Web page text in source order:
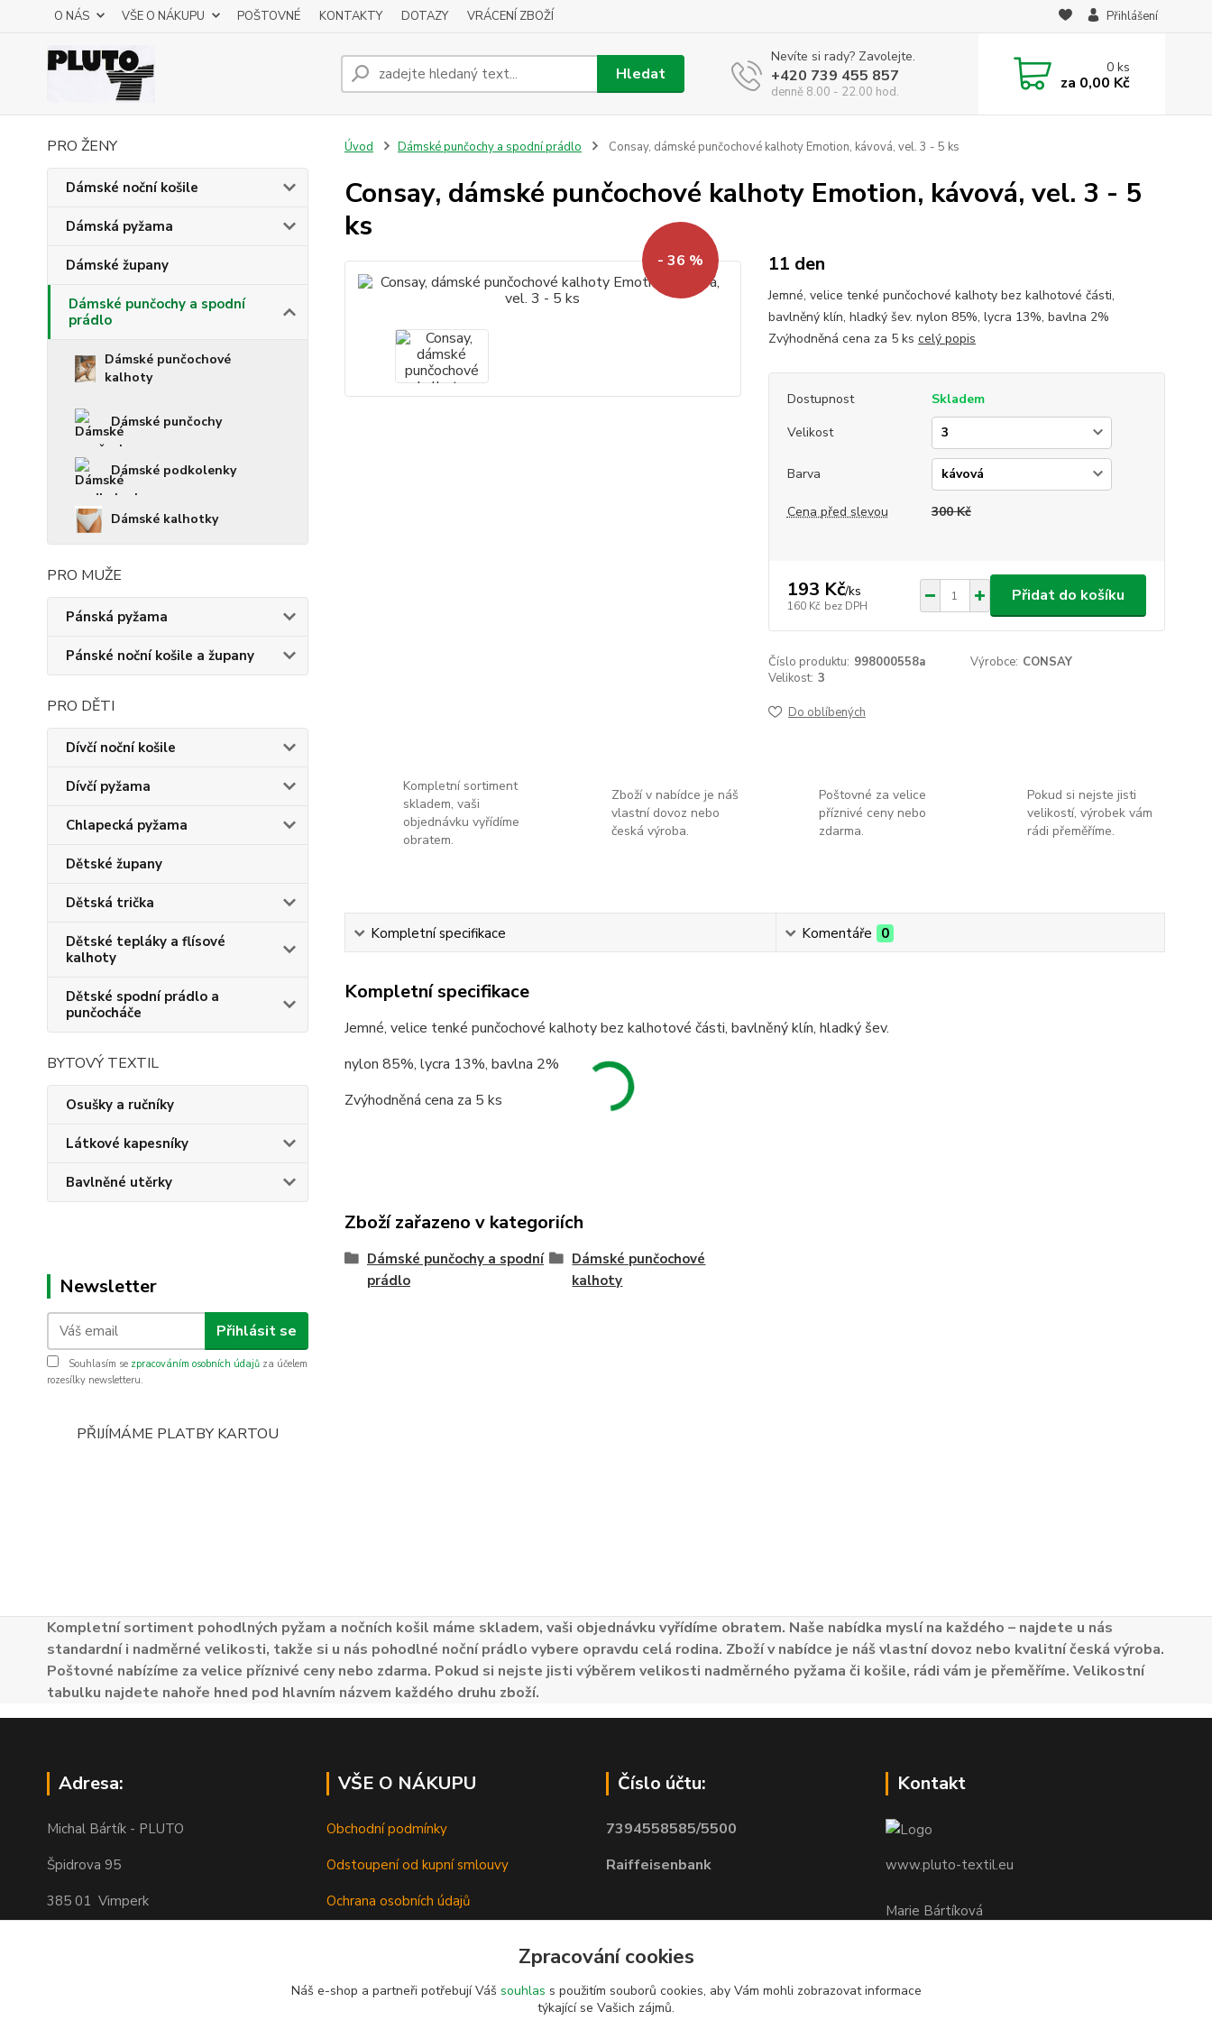
O NÁS VŠE O NÁKUPU POŠTOVNÉ KONTAKTY DOTAZY VRÁCENÍ ZBOŽÍ Přihlášení
Hledat
Nevíte si rady? Zavolejte.
+420 739 455 857
denně 8.00 - 22.00 hod.
0ks
za 0,00 Kč
PRO ŽENY
Dámské noční košile
Dámská pyžama
Dámské župany
Dámské punčochy a spodní
prádlo
Dámské punčochové
kalhoty
Dámské punčochy
Dámské podkolenky
Dámské kalhotky
PRO MUŽE
Pánská pyžama
Pánské noční košile a župany
PRO DĚTI
Dívčí noční košile
Dívčí pyžama
Chlapecká pyžama
Dětské župany
Dětská trička
Dětské tepláky a flísové
kalhoty
Dětské spodní prádlo a
punčocháče
BYTOVÝ TEXTIL
Osušky a ručníky
Látkové kapesníky
Bavlněné utěrky
Newsletter
Přihlásit se
Souhlasím se zpracováním osobních údajů za účelem
rozesílky newsletteru.
PŘIJÍMÁME PLATBY KARTOU
Úvod Dámské punčochy a spodní prádlo Consay, dámské punčochové kalhoty Emotion, kávová, vel. 3 - 5 ks
Consay, dámské punčochové kalhoty Emotion, kávová, vel. 3 - 5
ks
- 36 % 11 den
Jemné, velice tenké punčochové kalhoty bez kalhotové části,
bavlněný klín, hladký šev. nylon 85%, lycra 13%, bavlna 2%
Zvýhodněná cena za 5 ks celý popis
Dostupnost
Skladem
Velikost
Barva
Cena před slevou 300 Kč
193 Kč/ks
160 Kč bez DPH
Přidat do košíku
Číslo produktu: 998000558a Výrobce: CONSAY
Velikost: 3
Do oblíbených
Kompletní sortiment
skladem, vaši
objednávku vyřídíme
obratem.
Zboží v nabídce je náš
vlastní dovoz nebo
česká výroba.
Poštovné za velice
příznivé ceny nebo
zdarma.
Pokud si nejste jisti
velikostí, výrobek vám
rádi přeměříme.
Kompletní specifikace Komentáře 0
Kompletní specifikace
Jemné, velice tenké punčochové kalhoty bez kalhotové části, bavlněný klín, hladký šev.
nylon 85%, lycra 13%, bavlna 2%
Zvýhodněná cena za 5 ks
Zboží zařazeno v kategoriích
Dámské punčochy a spodní
prádlo
Dámské punčochové
kalhoty
Kompletní sortiment pohodlných pyžam a nočních košil máme skladem, vaši objednávku vyřídíme obratem. Naše nabídka myslí na každého – najdete u nás
standardní i nadměrné velikosti, takže si u nás pohodlné noční prádlo vybere opravdu celá rodina. Zboží v nabídce je náš vlastní dovoz nebo kvalitní česká výroba.
Poštovné nabízíme za velice příznivé ceny nebo zdarma. Pokud si nejste jisti výběrem velikosti nadměrného pyžama či košile, rádi vám je přeměříme. Velikostní
tabulku najdete nahoře hned pod hlavním názvem každého druhu zboží.
Adresa:
Michal Bártík - PLUTO
Špidrova 95
385 01 Vimperk
VŠE O NÁKUPU
Obchodní podmínky
Odstoupení od kupní smlouvy
Ochrana osobních údajů
Číslo účtu:
7394558585/5500
Raiffeisenbank
Kontakt
www.pluto-textil.eu
Marie Bártíková
pluto@pluto.eu
Zpracování cookies
Náš e-shop a partneři potřebují Váš souhlas s použitím souborů cookies, aby Vám mohli zobrazovat informace
týkající se Vašich zájmů.